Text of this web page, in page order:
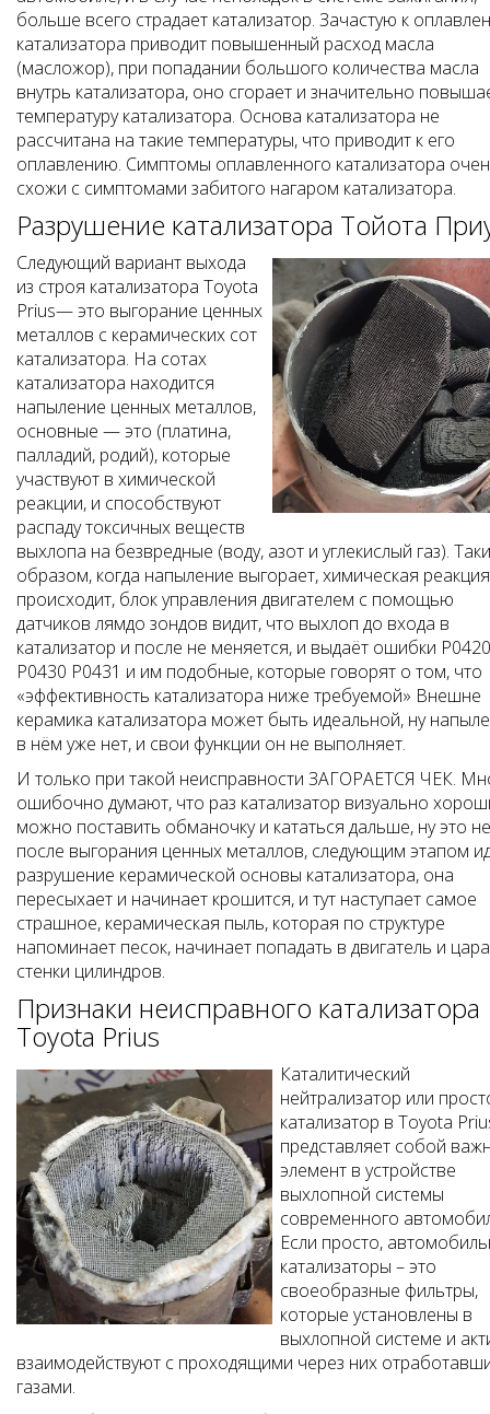
больше всего страдает катализатор. Зачастую к
катализатора приводит повышенный расход масла
(масложор), при попадании большого количества масла
внутрь катализатора, оно сгорает и значительно
температуру катализатора. Основа катализатора не
рассчитана на такие температуры, что приводит к его
оплавлению. Симптомы оплавленного катализатора
схожи с симптомами забитого нагаром катализатора.
Разрушение катализатора Тойота
Следующий вариант выхода
из строя катализатора Toyota
Prius— это выгорание ценных
металлов с керамических сот
катализатора. На сотах
катализатора находится
напыление ценных металлов,
основные — это (платина,
палладий, родий), которые
участвуют в химической
реакции, и способствуют
распаду токсичных веществ
выхлопа на безвредные (воду, азот и углекислый газ).
образом, когда напыление выгорает, химическая
происходит, блок управления двигателем с помощью
датчиков лямдо зондов видит, что выхлоп до входа в
катализатор и после не меняется, и выдаёт ошибки P0420
P0430 P0431 и им подобные, которые говорят о том, что
«эффективность катализатора ниже требуемой» Внешне
керамика катализатора может быть идеальной, ну
в нём уже нет, и свои функции он не выполняет.
И только при такой неисправности ЗАГОРАЕТСЯ ЧЕК.
ошибочно думают, что раз катализатор визуально
можно поставить обманочку и кататься дальше, ну это
после выгорания ценных металлов, следующим этапом
разрушение керамической основы катализатора, она
пересыхает и начинает крошится, и тут наступает самое
страшное, керамическая пыль, которая по структуре
напоминает песок, начинает попадать в двигатель и
стенки цилиндров.
Признаки неисправного катализатора
Toyota Prius
Каталитический
нейтрализатор или
катализатор в Toyota
представляет собой
элемент в устройстве
выхлопной системы
современного
Если просто,
катализаторы – это
своеобразные фильтры,
которые установлены в
выхлопной системе и
взаимодействуют с проходящими через них
газами.